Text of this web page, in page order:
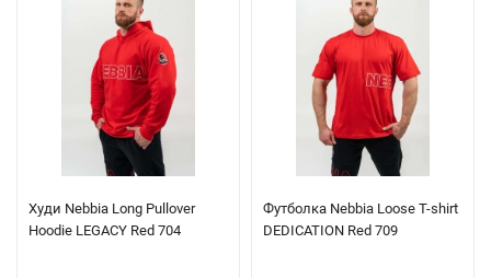
Худи Nebbia Long Pullover
Hoodie LEGACY Red 704
Футболка Nebbia Loose T-shirt
DEDICATION Red 709